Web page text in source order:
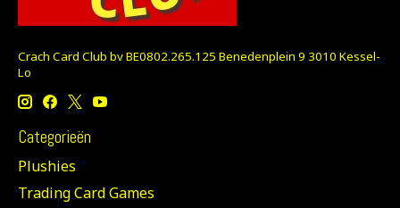
Crach Card Club bv BE0802.265.125 Benedenplein 9 3010 Kessel-
Lo
Categorieën
Plushies
Trading Card Games